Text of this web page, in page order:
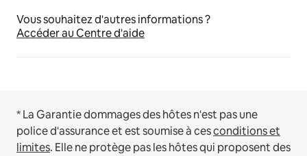
Vous souhaitez d'autres informations ?
Accéder au Centre d'aide
* La Garantie dommages des hôtes n'est pas une
police d'assurance et est soumise à cesconditions et
limites. Elle ne protège pas les hôtes qui proposent des